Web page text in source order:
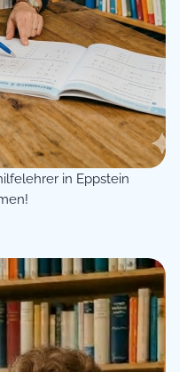
in Eppstein